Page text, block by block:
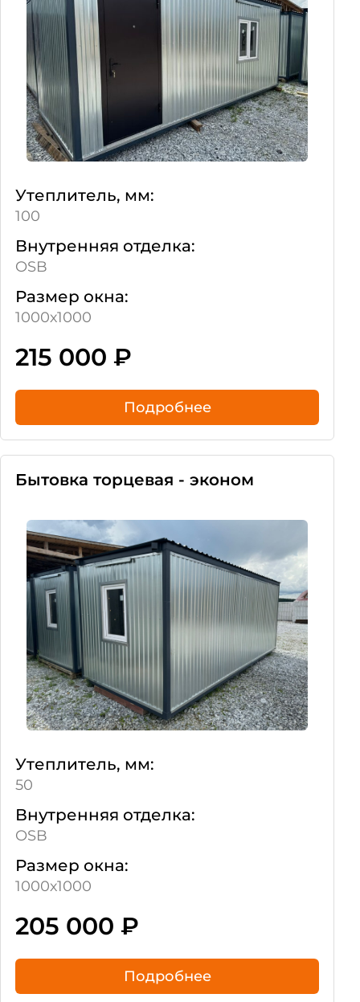
Утеплитель, мм:
100
Внутренняя отделка:
OSB
Размер окна:
1000х1000
215 000 ₽
Подробнее
Бытовка торцевая - эконом
Утеплитель, мм:
50
Внутренняя отделка:
OSB
Размер окна:
1000х1000
205 000 ₽
Подробнее